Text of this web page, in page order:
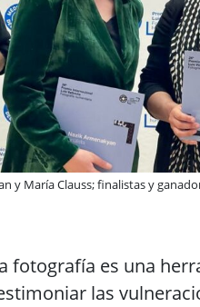
y María Clauss; finalistas y
fotografía es una
las